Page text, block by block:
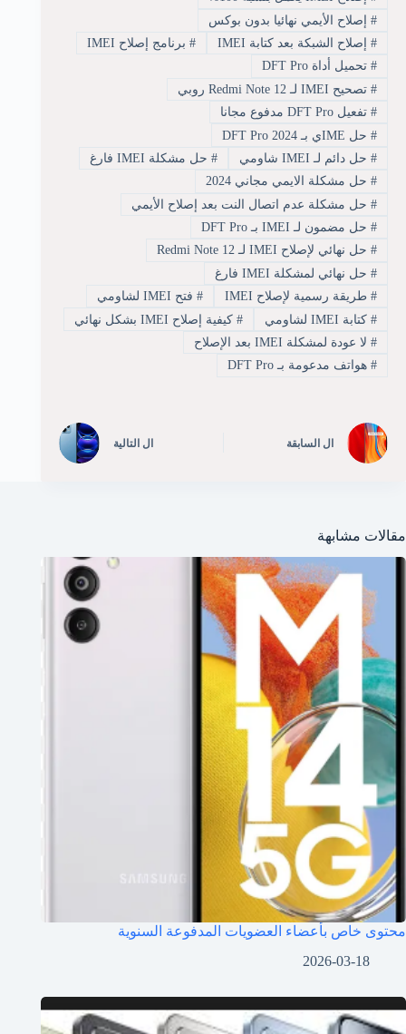
#إصلاح الأيمي نهائيا بدون بوكس
#إصلاح الشبكة بعد كتابة IMEI #برنامج إصلاح IMEI
#تحميل أداة DFT Pro
#تصحيح IMEI لـ Redmi Note 12 روبي
#تفعيل DFT Pro مدفوع مجانا
#حل IMEي بـ DFT Pro 2024
#حل دائم لـ IMEI شاومي #حل مشكلة IMEI فارغ
#حل مشكلة الايمي مجاني 2024
#حل مشكلة عدم اتصال النت بعد إصلاح الأيمي
#حل مضمون لـ IMEI بـ DFT Pro
#حل نهائي لإصلاح IMEI لـ Redmi Note 12
#حل نهائي لمشكلة IMEI فارغ
#طريقة رسمية لإصلاح IMEI #فتح IMEI لشاومي
#كتابة IMEI لشاومي #كيفية إصلاح IMEI بشكل نهائي
#لا عودة لمشكلة IMEI بعد الإصلاح
#هواتف مدعومة بـ DFT Pro
ال السابقة ال التالية
مقالات مشابهة
محتوى خاص بأعضاء العضويات المدفوعة السنوية
2026-03-18